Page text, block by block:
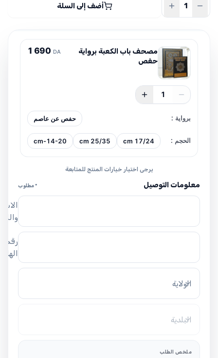
أضف إلى السلة
مصحف باب الكعبة برواية
حفص
1 690 DA
1
برواية : حفص عن عاصم
الحجم :
17/24 cm
25/35 cm
14-20-cm
يرجى اختيار خيارات المنتج للمتابعة
معلومات التوصيل * مطلوب
رقم
الولاية
البلدية
ملخص الطلب